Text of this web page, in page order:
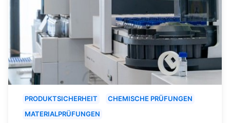
PRODUKTSICHERHEIT
CHEMISCHE PRÜFUNGEN
MATERIALPRÜFUNGEN